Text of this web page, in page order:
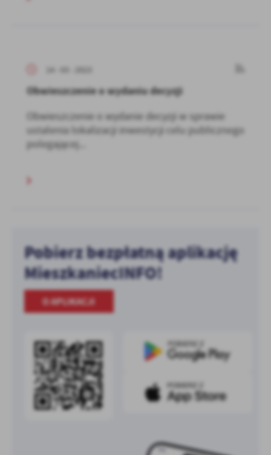
14 - 03 - 2023
Obwieszczenie o wydaniu decyzji
Obwieszczenie o wydanie decyzji w sprawie
ustalenia lokalizacji inwestycji celu publicznego
polegającej...
Pobierz bezpłatną aplikację
MieszkaniecINFO!
O APLIKACJI